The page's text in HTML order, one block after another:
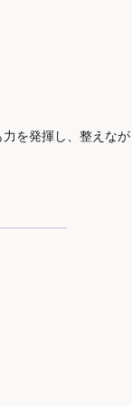
を発揮し、整えなが